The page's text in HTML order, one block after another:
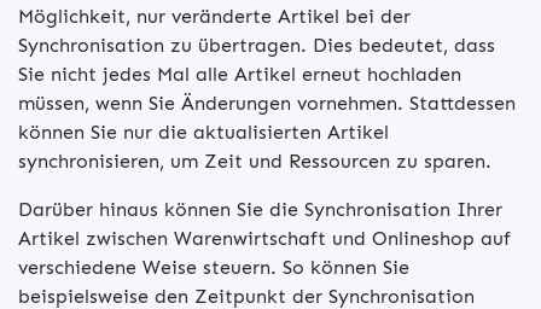
Möglichkeit, nur veränderte Artikel bei der
Synchronisation zu übertragen. Dies bedeutet, dass
Sie nicht jedes Mal alle Artikel erneut hochladen
müssen, wenn Sie Änderungen vornehmen. Stattdessen
können Sie nur die aktualisierten Artikel
synchronisieren, um Zeit und Ressourcen zu sparen.
Darüber hinaus können Sie die Synchronisation Ihrer
Artikel zwischen Warenwirtschaft und Onlineshop auf
verschiedene Weise steuern. So können Sie
beispielsweise den Zeitpunkt der Synchronisation